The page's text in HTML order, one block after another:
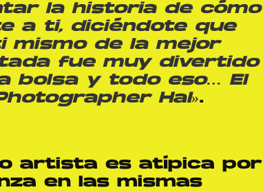
la historia de cómo
a ti, diciéndote que
mismo de la mejor
fue muy divertido
bolsa y todo eso… El
Hal».
artista es atípica por
en las mismas